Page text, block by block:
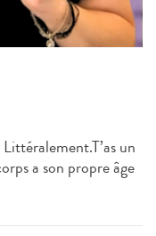
un
a son propre âge